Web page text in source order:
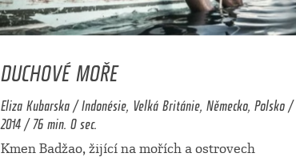
DUCHOVÉ MOŘE
Eliza Kubarska / Indonésie, Velká Británie, Německo, Polsko /
2014 / 76 min. 0 sec.
Kmen Badžao, žijící na mořích a ostrovech